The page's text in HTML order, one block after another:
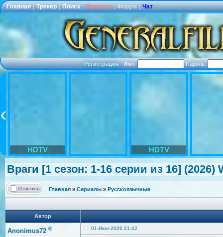
Главная | Трекер | Поиск | Правила | Форум | Чат
Регистрация·Имя: Пароль:
HDTV HDTV
Враги [1 сезон: 1-16 серии из 16] (2026)
Главная » Сериалы » Русскоязычные
Автор
Anonimus72 ® 01-Июн-2026 21:42